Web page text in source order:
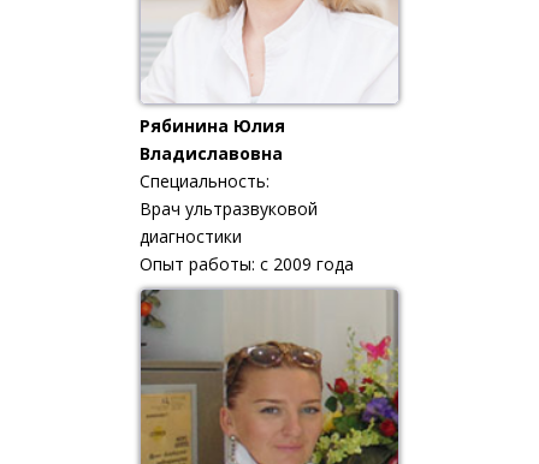
Рябинина Юлия
Владиславовна
Специальность:
Врач ультразвуковой
диагностики
Опыт работы: с 2009 года